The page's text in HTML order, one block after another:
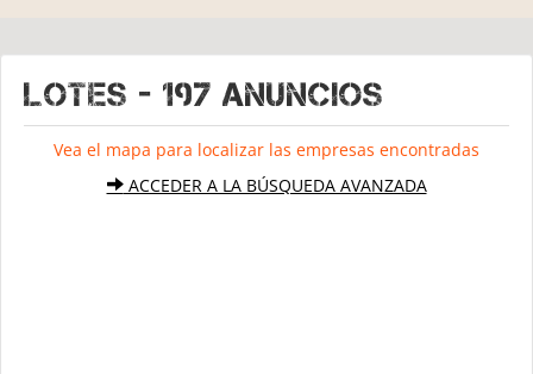
LOTES - 197 Anuncios
Vea el mapa para localizar las empresas encontradas
ACCEDER A LA BÚSQUEDA AVANZADA